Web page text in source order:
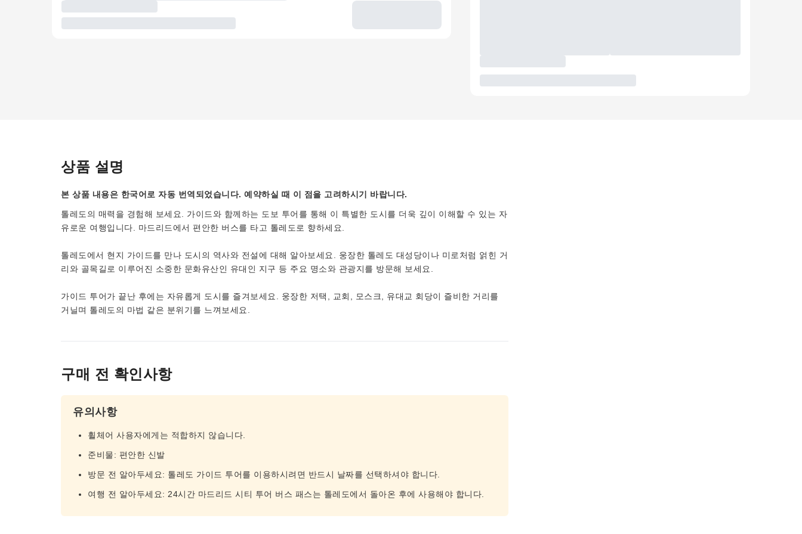
상품 설명
본 상품 내용은 한국어로 자동 번역되었습니다. 예약하실 때 이 점을 고려하시기 바랍니다.
톨레도의 매력을 경험해 보세요. 가이드와 함께하는 도보 투어를 통해 이 특별한 도시를 더욱 깊이 이해할 수 있는 자
유로운 여행입니다. 마드리드에서 편안한 버스를 타고 톨레도로 향하세요.
톨레도에서 현지 가이드를 만나 도시의 역사와 전설에 대해 알아보세요. 웅장한 톨레도 대성당이나 미로처럼 얽힌 거
리와 골목길로 이루어진 소중한 문화유산인 유대인 지구 등 주요 명소와 관광지를 방문해 보세요.
가이드 투어가 끝난 후에는 자유롭게 도시를 즐겨보세요. 웅장한 저택, 교회, 모스크, 유대교 회당이 즐비한 거리를
거닐며 톨레도의 마법 같은 분위기를 느껴보세요.
구매 전 확인사항
유의사항
휠체어 사용자에게는 적합하지 않습니다.
준비물: 편안한 신발
방문 전 알아두세요: 톨레도 가이드 투어를 이용하시려면 반드시 날짜를 선택하셔야 합니다.
여행 전 알아두세요: 24시간 마드리드 시티 투어 버스 패스는 톨레도에서 돌아온 후에 사용해야 합니다.